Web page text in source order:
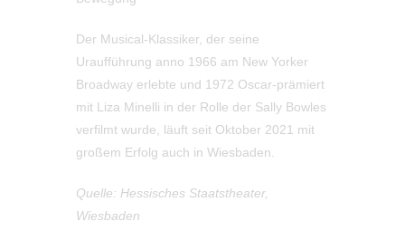
Der Musical-Klassiker, der seine
Uraufführung anno 1966 am New Yorker
Broadway erlebte und 1972 Oscar-prämiert
mit Liza Minelli in der Rolle der Sally Bowles
verfilmt wurde, läuft seit Oktober 2021 mit
großem Erfolg auch in Wiesbaden.
Quelle: Hessisches Staatstheater,
Wiesbaden